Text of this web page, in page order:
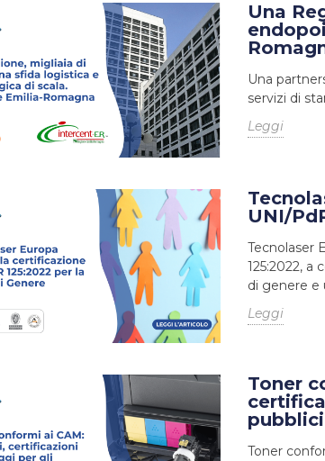
Una
Una
servizi di
Leggi
UNI/
Tecnolaser
125:2022,
di genere e
Leggi
Toner
pubblici
Toner